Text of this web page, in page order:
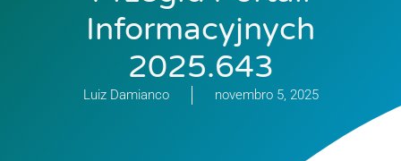
Informacyjnych
2025.643
Luiz Damianco novembro 5, 2025